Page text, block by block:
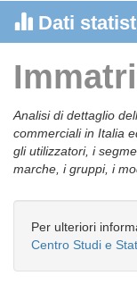
Dati
Analisi di dettaglio
commerciali in Italia
gli utilizzatori, i
marche, i gruppi, i
Per ulteriori
Centro Studi e